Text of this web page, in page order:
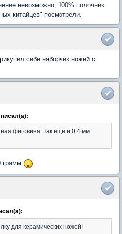
невозможно, 100% полочник.
китайцев" посмотрели.
себе наборчик ножей с
фиговина. Так еще и 0.4 мм
грамм
для керамических ножей!